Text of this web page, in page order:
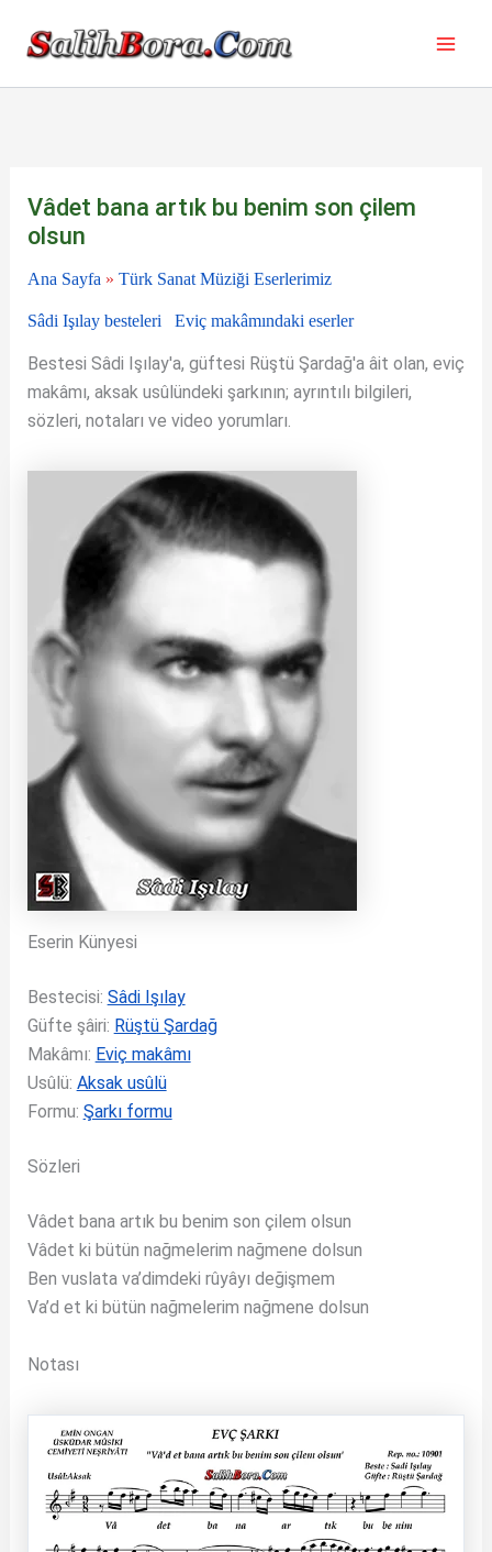
Vâdet bana artık bu benim son çilem
olsun
Ana Sayfa » Türk Sanat Müziği Eserlerimiz
Sâdi Işılay besteleri Eviç makâmındaki eserler
Bestesi Sâdi Işılay'a, güftesi Rüştü Şardağ'a âit olan, eviç
makâmı, aksak usûlündeki şarkının; ayrıntılı bilgileri,
sözleri, notaları ve video yorumları.
Eserin Künyesi
Bestecisi: Sâdi Işılay
Güfte şâiri: Rüştü Şardağ
Makâmı: Eviç makâmı
Usûlü: Aksak usûlü
Formu: Şarkı formu
Sözleri
Vâdet bana artık bu benim son çilem olsun
Vâdet ki bütün nağmelerim nağmene dolsun
Ben vuslata va’dimdeki rûyâyı değişmem
Va’d et ki bütün nağmelerim nağmene dolsun
Notası